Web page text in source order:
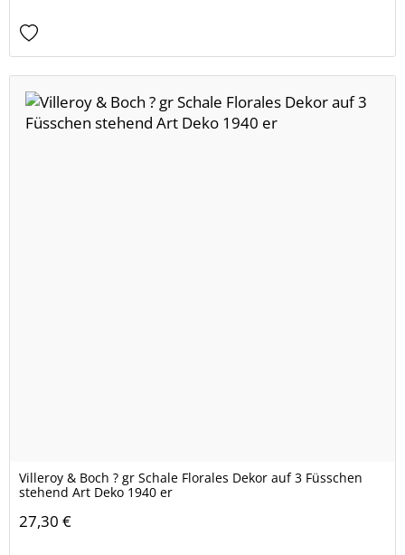
Villeroy & Boch ? gr Schale Florales Dekor auf 3 Füsschen
stehend Art Deko 1940 er
27,30 €